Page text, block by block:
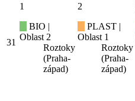
31
1
BIO |
Oblast 2
Roztoky
(Praha-
západ)
2
PLAST |
Oblast 1
Roztoky
(Praha-
západ)